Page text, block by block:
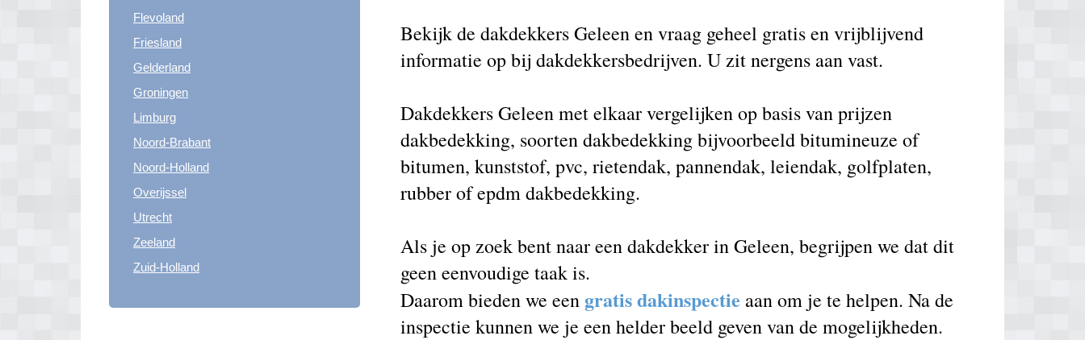
Flevoland
Friesland
Gelderland
Groningen
Limburg
Noord-Brabant
Noord-Holland
Overijssel
Utrecht
Zeeland
Zuid-Holland
Bekijk de dakdekkers Geleen en vraag geheel gratis en vrijblijvend
informatie op bij dakdekkersbedrijven. U zit nergens aan vast.
Dakdekkers Geleen met elkaar vergelijken op basis van prijzen
dakbedekking, soorten dakbedekking bijvoorbeeld bitumineuze of
bitumen, kunststof, pvc, rietendak, pannendak, leiendak, golfplaten,
rubber of epdm dakbedekking.
Als je op zoek bent naar een dakdekker in Geleen, begrijpen we dat dit
geen eenvoudige taak is.
Daarom bieden we een gratis dakinspectie aan om je te helpen. Na de
inspectie kunnen we je een helder beeld geven van de mogelijkheden.